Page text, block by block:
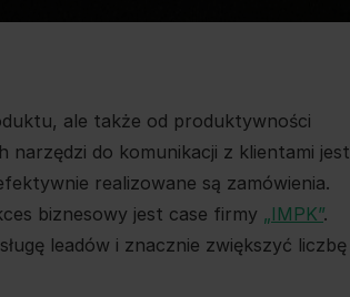
ale także od produktywności
narzędzi do komunikacji z klientami jest
realizowane są zamówienia.
biznesowy jest case firmy „IMPK”.
leadów i znacznie zwiększyć liczbę